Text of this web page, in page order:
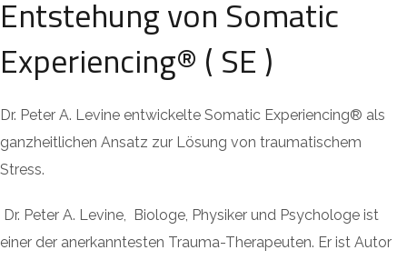
Entstehung von Somatic
Experiencing® ( SE )
Dr. Peter A. Levine entwickelte Somatic Experiencing® als
ganzheitlichen Ansatz zur Lösung von traumatischem
Stress.
Dr. Peter A. Levine, Biologe, Physiker und Psychologe ist
einer der anerkanntesten Trauma-Therapeuten. Er ist Autor